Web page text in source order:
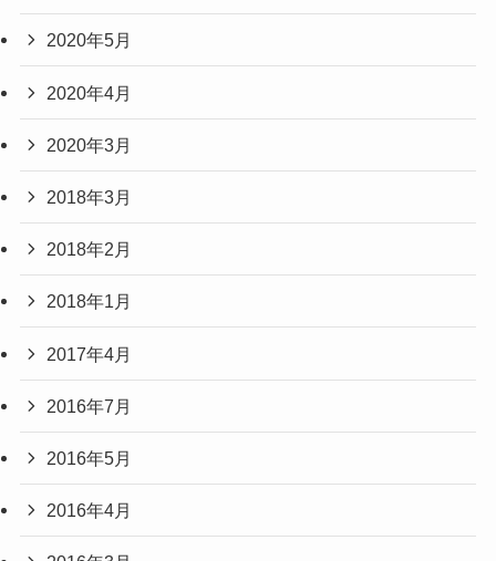
2020年5月
2020年4月
2020年3月
2018年3月
2018年2月
2018年1月
2017年4月
2016年7月
2016年5月
2016年4月